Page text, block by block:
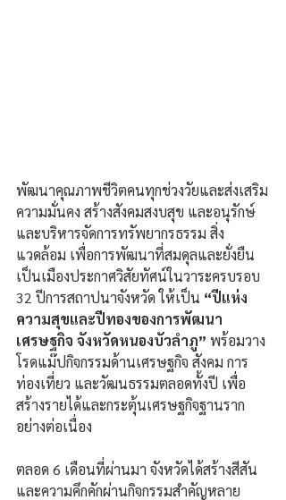
พัฒนาคุณภาพชีวิตคนทุกช่วงวัยและส่งเสริม
ความมั่นคง สร้างสังคมสงบสุข และอนุรักษ์
และบริหารจัดการทรัพยากรธรรม สิ่ง
แวดล้อม เพื่อการพัฒนาที่สมดุลและยั่งยืน
เป็นเมืองประกาศวิสัยทัศน์ในวาระครบรอบ
32 ปีการสถาปนาจังหวัด ให้เป็น “ปีแห่ง
ความสุขและปีทองของการพัฒนา
เศรษฐกิจ จังหวัดหนองบัวลำภู” พร้อมวาง
โรดแม๊ปกิจกรรมด้านเศรษฐกิจ สังคม การ
ท่องเที่ยว และวัฒนธรรมตลอดทั้งปี เพื่อ
สร้างรายได้และกระตุ้นเศรษฐกิจฐานราก
อย่างต่อเนื่อง
ตลอด 6 เดือนที่ผ่านมา จังหวัดได้สร้างสีสัน
และความคึกคักผ่านกิจกรรมสำคัญหลาย